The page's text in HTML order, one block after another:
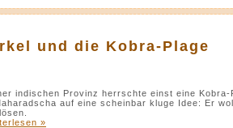
und die Kobra-Plage
indischen Provinz herrschte einst eine
auf eine scheinbar kluge Idee: Er
»